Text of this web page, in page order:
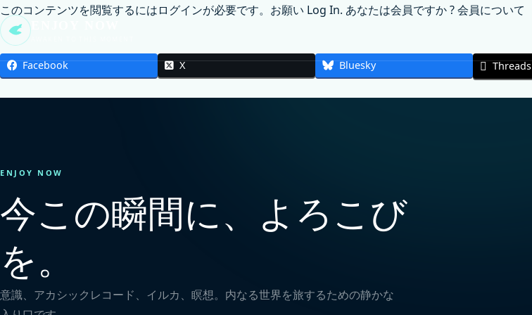
このコンテンツを閲覧するにはログインが必要です。お願い Log In. あなたは会員ですか ?会員について
Facebook X Bluesky Threads
ENJOY NOW
今この瞬間に、よろこび
を。
意識、アカシックレコード、イルカ、瞑想。内なる世界を旅するための静かな